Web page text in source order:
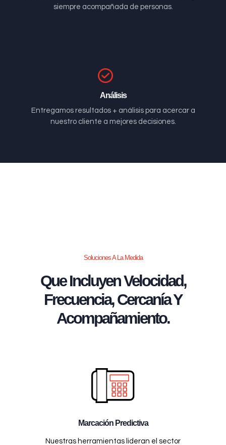
siempre acompañada de personas.
Análisis
Entregamos resultados + análisis para acercar a
nuestro cliente a mejores decisiones.
Soluciones A La Medida
Que Incluyen Velocidad,
Frecuencia, Cercanía Y
Acompañamiento.
Marcación Predictiva
Nuestras herramientas lideran el sector